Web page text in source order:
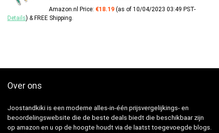
Amazon.nl Price: €18.19 (as of 10/04/2023 03:49 PST-
Details) & FREE Shipping.
Over ons
Joostandkiki is een moderne alles-in-één prijsvergelijkings- en
beoordelingswebsite die de beste deals biedt die beschikbaar zijn
op amazon en u op de hoogte houdt via de laatst toegevoegde blogs.